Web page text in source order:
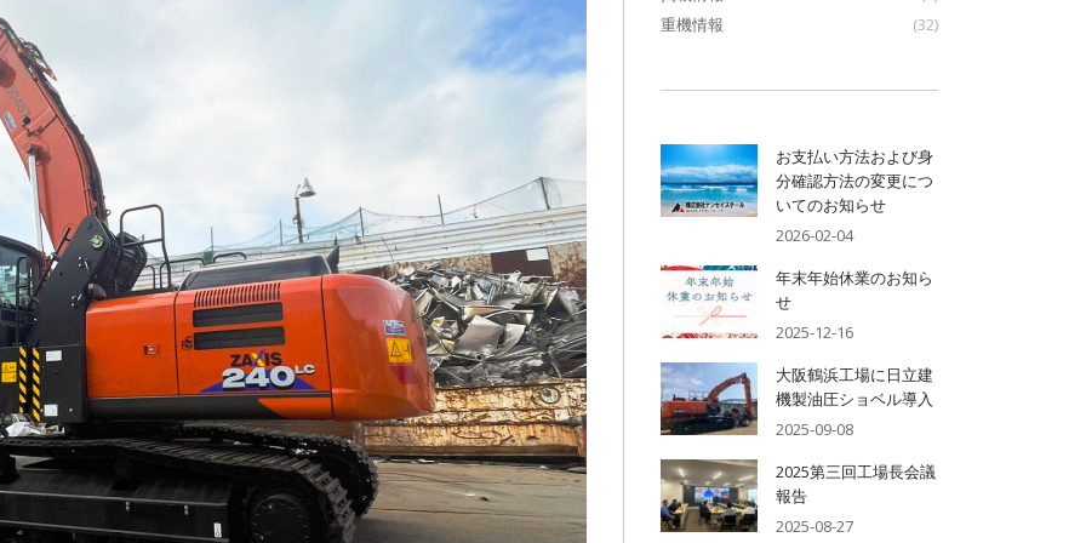
重機情報
(32)
お支払い方法および身
分確認方法の変更につ
いてのお知らせ
2026-02-04
年末年始休業のお知ら
せ
2025-12-16
大阪鶴浜工場に日立建
機製油圧ショベル導入
2025-09-08
2025第三回工場長会議
報告
2025-08-27